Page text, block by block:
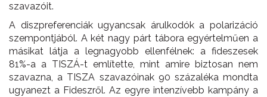
szavazóit.
A diszpreferenciák ugyancsak árulkodók a polarizáció
szempontjából. A két nagy párt tábora egyértelműen a
másikat látja a legnagyobb ellenfélnek: a fideszesek
81%-a a TISZÁ-t említette, mint amire biztosan nem
szavazna, a TISZA szavazóinak 90 százaléka mondta
ugyanezt a Fideszről. Az egyre intenzívebb kampány a